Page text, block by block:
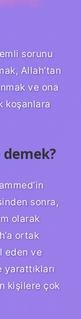
sorunu
Allah’tan
ve ona
koşanlara
sonra,
olarak
ortak
eden ve
kişilere çok